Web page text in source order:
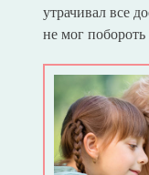
утрачивал все
не мог побороть